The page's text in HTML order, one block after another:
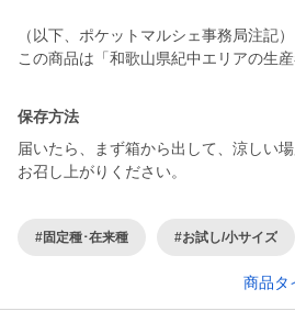
（以下、ポケットマルシェ事務局注記）
この商品は「和歌山県紀中エリアの生産
保存方法
届いたら、まず箱から出して、涼しい
お召し上がりください。
#固定種･在来種 #お試し/小サイズ
商品タ